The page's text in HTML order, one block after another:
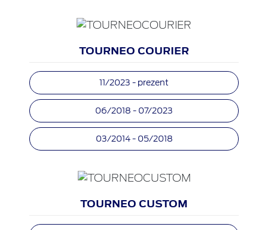
TOURNEO COURIER
11/2023 - prezent
06/2018 - 07/2023
03/2014 - 05/2018
TOURNEO CUSTOM